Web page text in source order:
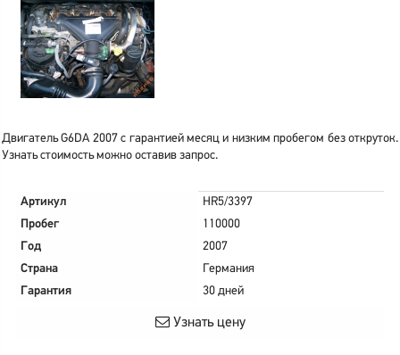
Двигатель G6DA 2007 с гарантией месяц и низким пробегом без откруток.
Узнать стоимость можно оставив запрос.
Артикул
HR5/3397
Пробег
110000
Год
2007
Страна
Германия
Гарантия
30 дней
Узнать цену